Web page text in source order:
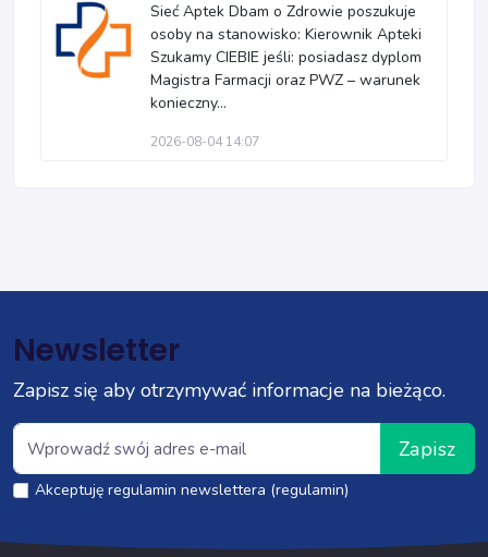
Sieć Aptek Dbam o Zdrowie poszukuje
osoby na stanowisko: Kierownik Apteki
Szukamy CIEBIE jeśli: posiadasz dyplom
Magistra Farmacji oraz PWZ – warunek
konieczny...
2026-08-04 14:07
Newsletter
Zapisz się aby otrzymywać informacje na bieżąco.
Zapisz
Akceptuję regulamin newslettera (regulamin)